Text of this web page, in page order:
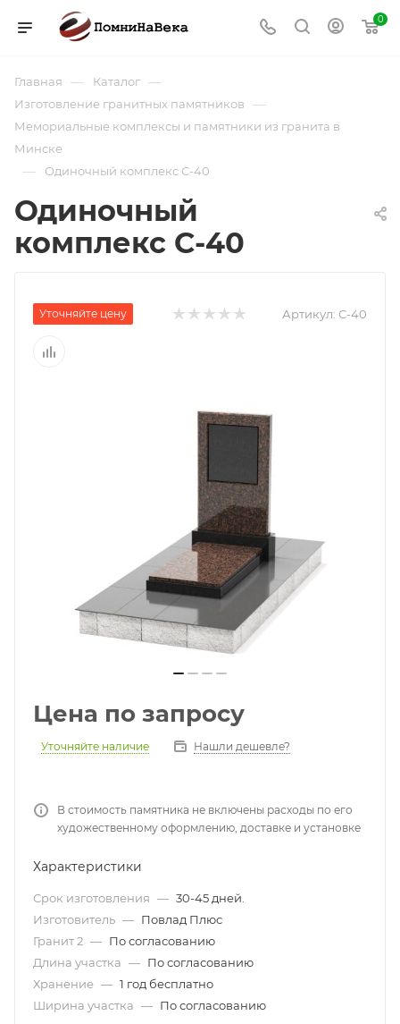
0
Главная — Каталог —
Изготовление гранитных памятников —
Мемориальные комплексы и памятники из гранита в
Минске
— Одиночный комплекс С-40
Одиночный
комплекс С-40
Уточняйте цену Артикул: С-40
Цена по запросу
Уточняйте наличие Нашли дешевле?
В стоимость памятника не включены расходы по его
художественному оформлению, доставке и установке
Характеристики
Срок изготовления — 30-45 дней.
Изготовитель — Повлад Плюс
Гранит 2 — По согласованию
Длина участка — По согласованию
Хранение — 1 год бесплатно
Ширина участка — По согласованию